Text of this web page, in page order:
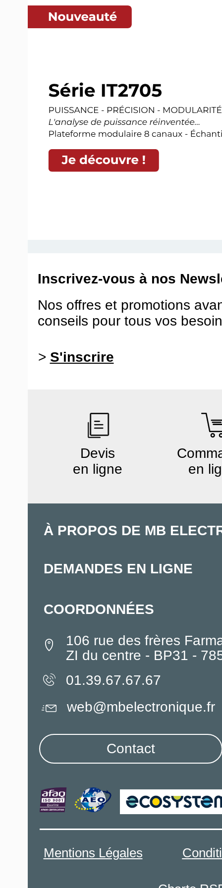
Inscrivez-vous à nos
Nos offres et promotions
conseils pour tous vos
> S'inscrire
Devis
en ligne
en
À PROPOS DE MB
DEMANDES EN LIGNE
COORDONNÉES
106 rue des frères
ZI du centre - BP31 -
01.39.67.67.67
Mentions Légales
web@mbelectronique.fr
Contact